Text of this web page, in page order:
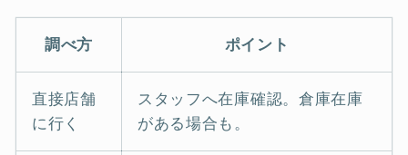
調べ方 ポイント
直接店舗
に行く
スタッフへ在庫確認。倉庫在庫
がある場合も。